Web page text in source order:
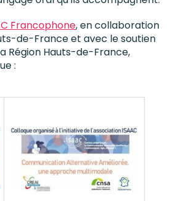
Francophone, en collaboration
de-France et avec le soutien
Région Hauts-de-France,
: